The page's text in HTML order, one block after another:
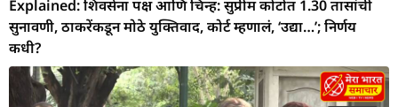
Explained: शिवसेना पक्ष आणि चिन्ह: सुप्रीम कोर्टात 1.30 तासांची
सुनावणी, ठाकरेंकडून मोठे युक्तिवाद, कोर्ट म्हणालं, ‘उद्या…’; निर्णय
कधी?